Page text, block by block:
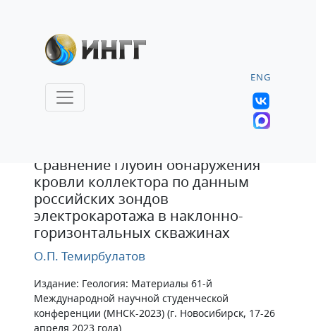
ENG
Сравнение глубин обнаружения
кровли коллектора по данным
российских зондов
электрокаротажа в наклонно-
горизонтальных скважинах
О.П. Темирбулатов
Издание: Геология: Материалы 61-й
Международной научной студенческой
конференции (МНСК-2023) (г. Новосибирск, 17-26
апреля 2023 года)